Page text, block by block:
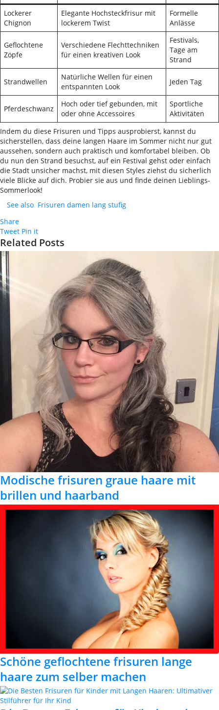
Lockerer
Chignon
Elegante Hochsteckfrisur mit
lockerem Twist
Formelle
Anlässe
Geflochtene
Zöpfe
Verschiedene Flechttechniken
für einen kreativen Look
Festivals,
Tage am
Strand
Strandwellen
Natürliche Wellen für einen
entspannten Look
Jeden Tag
Pferdeschwanz
Hoch oder tief gebunden, mit
oder ohne Accessoires
Sportliche
Aktivitäten
Indem du diese Frisuren und Tipps ausprobierst, kannst du
sicherstellen, dass deine langen Haare im Sommer nicht nur gut
aussehen, sondern auch praktisch und komfortabel bleiben. Ob
du nun den Strand besuchst, auf ein Festival gehst oder einfach
die Stadt unsicher machst, mit diesen Styles ziehst du sicherlich
viele Blicke auf dich. Probier sie aus und finde deinen Lieblings-
Sommerlook!
See also Frisuren damen lang stufig
Share
Tweet Pin it
Related Posts
Modische frisuren graue haare mit
brillen und haarband
Schöne geflochtene frisuren lange
haare zum selber machen